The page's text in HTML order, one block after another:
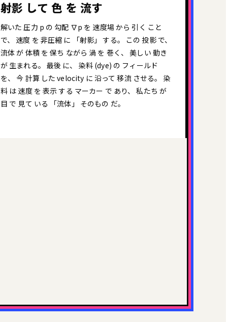
射影 して 色 を 流す
解いた 圧力 p の 勾配 ∇p を 速度場 から 引く こと
で、 速度 を 非圧縮 に 「射影」 する。 この 投影 で、
流体 が 体積 を 保ち ながら 渦 を 巻く、 美しい 動き
が 生まれる。 最後 に、 染料 (dye) の フィールド
を、 今 計算 した velocity に 沿って 移流 させる。 染
料 は 速度 を 表示 する マーカー で あり、 私たち が
目 で 見て いる 「流体」 そのもの だ。